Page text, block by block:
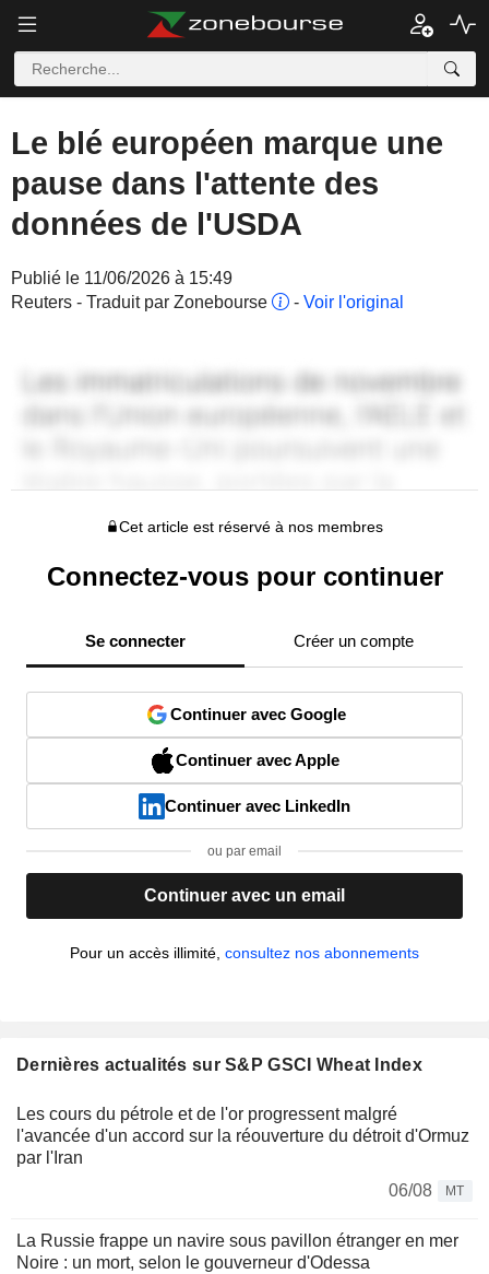
Le blé européen marque une
pause dans l'attente des
données de l'USDA
Publié le 11/06/2026 à 15:49
Reuters - Traduit par Zonebourse
- Voir l'original
Cet article est réservé à nos membres
Connectez-vous pour continuer
Se connecter Créer un compte
Continuer avec Google
Continuer avec Apple
Continuer avec LinkedIn
ou par email
Continuer avec un email
Pour un accès illimité, consultez nos abonnements
Dernières actualités sur S&P GSCI Wheat Index
Les cours du pétrole et de l'or progressent malgré
l'avancée d'un accord sur la réouverture du détroit d'Ormuz
par l'Iran
06/08
MT
La Russie frappe un navire sous pavillon étranger en mer
Noire : un mort, selon le gouverneur d'Odessa